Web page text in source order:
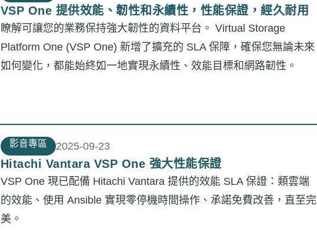
VSP One 提供效能、韌性和永續性，性能保證，經久耐用
瞭解可讓您的業務保持強大韌性的資料平台。 Virtual Storage
Platform One (VSP One) 新增了擴充的 SLA 保障，確保您無論未來
如何變化，都能始終如一地實現永續性、效能目標和網路韌性。
影音專區 2025-09-23
Hitachi Vantara VSP One 強大性能保證
VSP One 現已配備 Hitachi Vantara 提供的效能 SLA 保證：類雲端
的效能、使用 Ansible 實現零停機時間操作、承諾免費改善，直至完
美。